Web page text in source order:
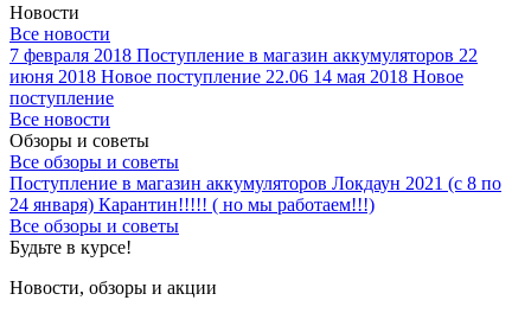
Новости
Все новости
7 февраля 2018 Поступление в магазин аккумуляторов 22
июня 2018 Новое поступление 22.06 14 мая 2018 Новое
поступление
Все новости
Обзоры и советы
Все обзоры и советы
Поступление в магазин аккумуляторов Локдаун 2021 (с 8 по
24 января) Карантин!!!!! ( но мы работаем!!!)
Все обзоры и советы
Будьте в курсе!
Новости, обзоры и акции